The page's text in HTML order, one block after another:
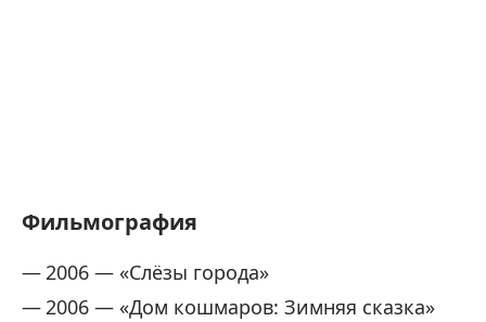
Фильмография
2006 — «Слёзы города»
2006 — «Дом кошмаров: Зимняя сказка»